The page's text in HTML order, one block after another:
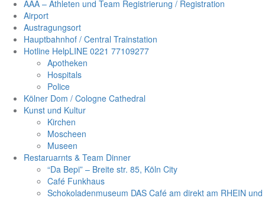
AAA – Athleten und Team Registrierung / Registration
Airport
Austragungsort
Hauptbahnhof / Central Trainstation
Hotline HelpLINE 0221 77109277
Apotheken
Hospitals
Police
Kölner Dom / Cologne Cathedral
Kunst und Kultur
Kirchen
Moscheen
Museen
Restaruarnts & Team Dinner
“Da Bepi” – Breite str. 85, Köln City
Café Funkhaus
Schokoladenmuseum DAS Café am direkt am RHEIN und